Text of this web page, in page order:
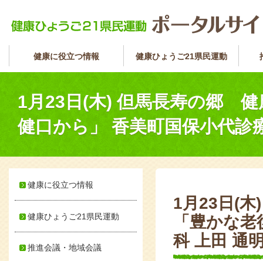
健康に役立つ情報 健康ひょうご21県民運動
1月23日(木) 但馬長寿の郷 健
健口から」 香美町国保小代診
1月23日(
「豊かな
科 上田 通
健康に役立つ情報
健康ひょうご21県民運動
推進会議・地域会議